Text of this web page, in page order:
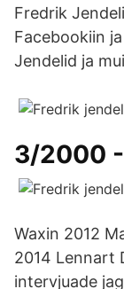
Fredrik
Facebookiin
Jendelid ja
3/2000
Waxin 2012
2014 Lennart
intervjuade